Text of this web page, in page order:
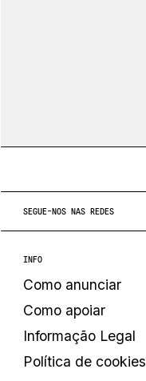
SEGUE-NOS NAS REDES
INFO
Como anunciar
Como apoiar
Informação Legal
Política de cookies